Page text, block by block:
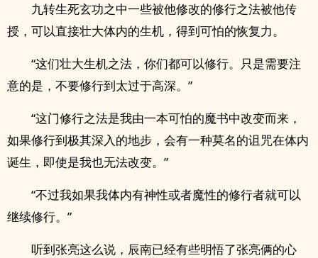
九转生死玄功之中一些被他修改的修行之法被他传
授，可以直接壮大体内的生机，得到可怕的恢复力。
“这们壮大生机之法，你们都可以修行。只是需要注
意的是，不要修行到太过于高深。”
“这门修行之法是我由一本可怕的魔书中改变而来，
如果修行到极其深入的地步，会有一种莫名的诅咒在体内
诞生，即使是我也无法改变。”
“不过我如果我体内有神性或者魔性的修行者就可以
继续修行。”
听到张亮这么说，辰南已经有些明悟了张亮俩的心